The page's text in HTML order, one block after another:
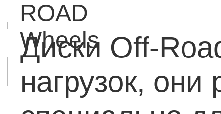
ROAD
Wheels
Диски Off-
нагрузок,